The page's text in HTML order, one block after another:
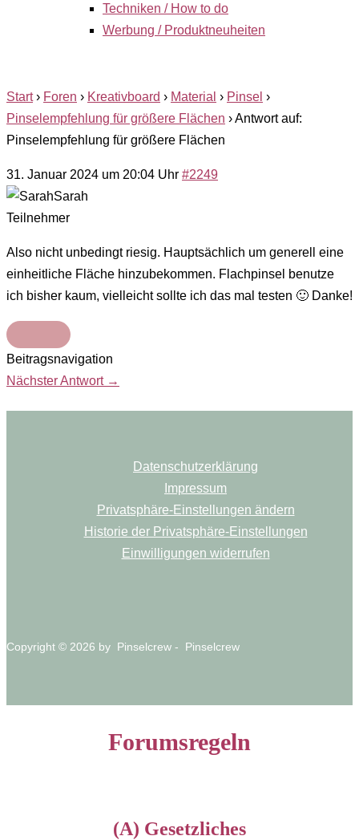
Techniken / How to do
Werbung / Produktneuheiten
Start › Foren › Kreativboard › Material › Pinsel ›
Pinselempfehlung für größere Flächen ›Antwort auf:
Pinselempfehlung für größere Flächen
31. Januar 2024 um 20:04 Uhr #2249
Sarah
Teilnehmer
Also nicht unbedingt riesig. Hauptsächlich um generell eine
einheitliche Fläche hinzubekommen. Flachpinsel benutze
ich bisher kaum, vielleicht sollte ich das mal testen 🙂 Danke!
Beitragsnavigation
Nächster Antwort →
Datenschutzerklärung
Impressum
Privatsphäre-Einstellungen ändern
Historie der Privatsphäre-Einstellungen
Einwilligungen widerrufen
Copyright © 2026 by Pinselcrew - Pinselcrew
Forumsregeln
(A) Gesetzliches